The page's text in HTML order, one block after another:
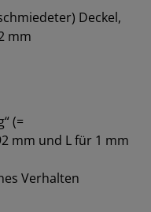
Deckel,
mm
(=
mm und L für 1 mm
Verhalten